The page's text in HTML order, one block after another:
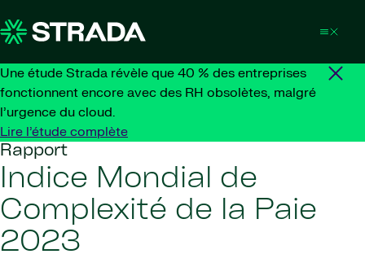
Une étude Strada révèle que 40 % des entreprises
fonctionnent encore avec des RH obsolètes, malgré
l’urgence du cloud.
Lire l’étude complète
Rapport
Indice Mondial de
Complexité de la Paie
2023